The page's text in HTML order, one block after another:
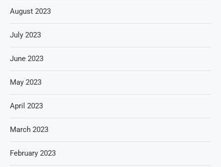
August 2023
July 2023
June 2023
May 2023
April 2023
March 2023
February 2023